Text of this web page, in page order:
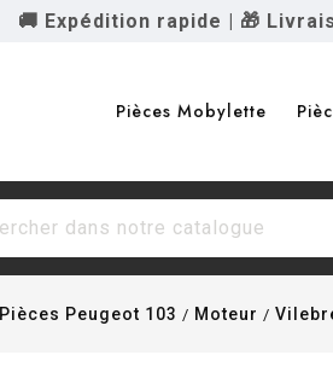
🚚 Expédition rapide | 🎁
Pièces Mobylette
Pièces Peugeot 103 Moteur